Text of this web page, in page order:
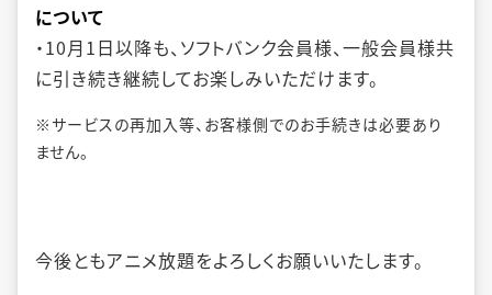
について
・10月1日以降も、ソフトバンク会員様、一般会員様共
に引き続き継続してお楽しみいただけます。
※サービスの再加入等、お客様側でのお手続きは必要あり
ません。
今後ともアニメ放題をよろしくお願いいたします。